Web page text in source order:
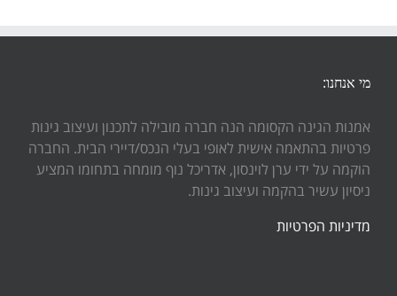
מי אנחנו:
אמנות הגינה הקסומה הנה חברה מובילה לתכנון ועיצוב גינות
פרטיות בהתאמה אישית לאופי בעלי הנכס/דיירי הבית. החברה
הוקמה על ידי ערן לוינסון, אדריכל נוף מומחה בתחומו המציע
ניסיון עשיר בהקמה ועיצוב גינות.
מדיניות הפרטיות